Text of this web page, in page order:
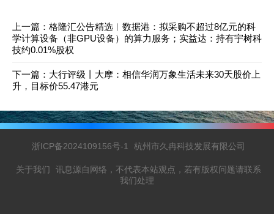
上一篇： 格隆汇公告精选︱数据港：拟采购不超过8亿元的科
学计算设备（非GPU设备）的算力服务；实益达：持有宇树科
技约0.01%股权
下一篇： 大行评级丨大摩：相信华润万象生活未来30天股价上
升，目标价55.47港元
浙ICP备2024109156号-1 杭州市久冉科技发展有限公司
关于我们
讯息源自网络，不代表本站观点，若有版权问题请联系
我们处理